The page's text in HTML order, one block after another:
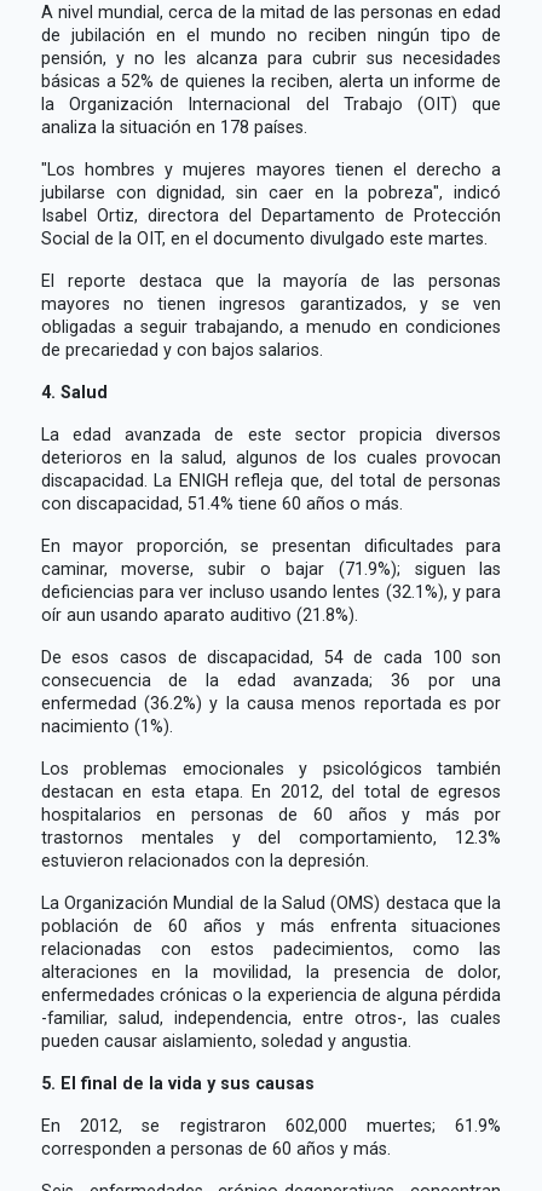
A nivel mundial, cerca de la mitad de las personas en edad
de jubilación en el mundo no reciben ningún tipo de
pensión, y no les alcanza para cubrir sus necesidades
básicas a 52% de quienes la reciben, alerta un informe de
la Organización Internacional del Trabajo (OIT) que
analiza la situación en 178 países.
"Los hombres y mujeres mayores tienen el derecho a
jubilarse con dignidad, sin caer en la pobreza", indicó
Isabel Ortiz, directora del Departamento de Protección
Social de la OIT, en el documento divulgado este martes.
El reporte destaca que la mayoría de las personas
mayores no tienen ingresos garantizados, y se ven
obligadas a seguir trabajando, a menudo en condiciones
de precariedad y con bajos salarios.
4. Salud
La edad avanzada de este sector propicia diversos
deterioros en la salud, algunos de los cuales provocan
discapacidad. La ENIGH refleja que, del total de personas
con discapacidad, 51.4% tiene 60 años o más.
En mayor proporción, se presentan dificultades para
caminar, moverse, subir o bajar (71.9%); siguen las
deficiencias para ver incluso usando lentes (32.1%), y para
oír aun usando aparato auditivo (21.8%).
De esos casos de discapacidad, 54 de cada 100 son
consecuencia de la edad avanzada; 36 por una
enfermedad (36.2%) y la causa menos reportada es por
nacimiento (1%).
Los problemas emocionales y psicológicos también
destacan en esta etapa. En 2012, del total de egresos
hospitalarios en personas de 60 años y más por
trastornos mentales y del comportamiento, 12.3%
estuvieron relacionados con la depresión.
La Organización Mundial de la Salud (OMS) destaca que la
población de 60 años y más enfrenta situaciones
relacionadas con estos padecimientos, como las
alteraciones en la movilidad, la presencia de dolor,
enfermedades crónicas o la experiencia de alguna pérdida
-familiar, salud, independencia, entre otros-, las cuales
pueden causar aislamiento, soledad y angustia.
5. El final de la vida y sus causas
En 2012, se registraron 602,000 muertes; 61.9%
corresponden a personas de 60 años y más.